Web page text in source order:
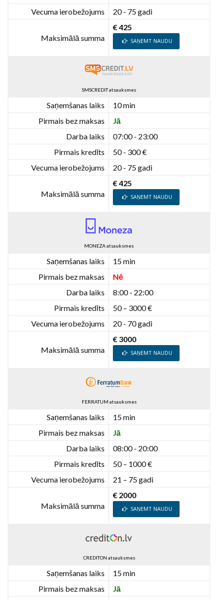
Vecuma ierobežojums
20 - 75 gadi
Maksimālā summa
€ 425
SAŅEMT NAUDU
SMSCREDIT atsauksmes
Saņemšanas laiks
10 min
Pirmais bez maksas
Jā
Darba laiks
07:00 - 23:00
Pirmais kredīts
50 - 300 €
Vecuma ierobežojums
20 - 75 gadi
Maksimālā summa
€ 425
SAŅEMT NAUDU
MONEZA atsauksmes
Saņemšanas laiks
15 min
Pirmais bez maksas
Nē
Darba laiks
8:00 - 22:00
Pirmais kredīts
50 – 3000 €
Vecuma ierobežojums
20 - 70 gadi
Maksimālā summa
€ 3000
SAŅEMT NAUDU
FERRATUM atsauksmes
Saņemšanas laiks
15 min
Pirmais bez maksas
Jā
Darba laiks
08:00 - 20:00
Pirmais kredīts
50 – 1000 €
Vecuma ierobežojums
21 – 75 gadi
Maksimālā summa
€ 2000
SAŅEMT NAUDU
CREDITON atsauksmes
Saņemšanas laiks
15 min
Pirmais bez maksas
Jā